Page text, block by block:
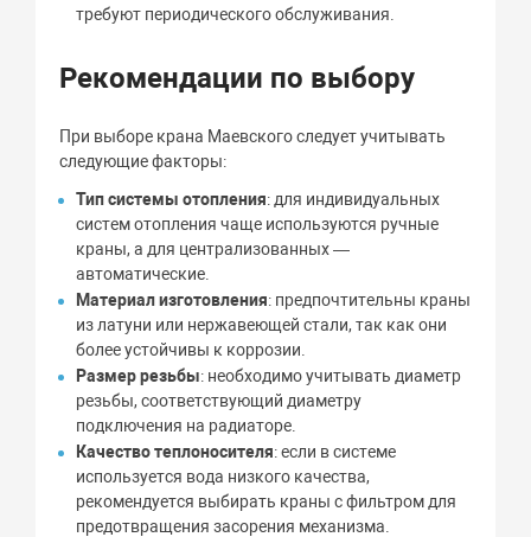
требуют периодического обслуживания.
Рекомендации по выбору
При выборе крана Маевского следует учитывать
следующие факторы:
Тип системы отопления: для индивидуальных
систем отопления чаще используются ручные
краны, а для централизованных —
автоматические.
Материал изготовления: предпочтительны краны
из латуни или нержавеющей стали, так как они
более устойчивы к коррозии.
Размер резьбы: необходимо учитывать диаметр
резьбы, соответствующий диаметру
подключения на радиаторе.
Качество теплоносителя: если в системе
используется вода низкого качества,
рекомендуется выбирать краны с фильтром для
предотвращения засорения механизма.